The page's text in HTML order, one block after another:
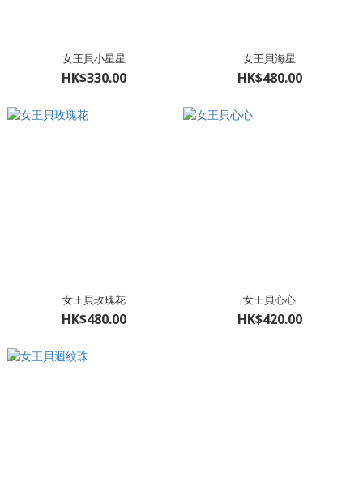
女王貝小星星
HK$330.00
女王貝海星
HK$480.00
女王貝玫瑰花
HK$480.00
女王貝心心
HK$420.00